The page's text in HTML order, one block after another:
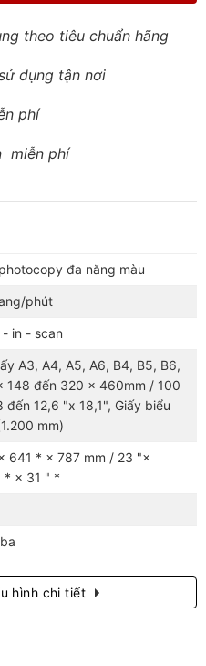
theo tiêu chuẩn hãng
dụng tận nơi
phí
miễn phí
đa năng màu
phút
in - scan
A3, A4, A5, A6, B4, B5, B6,
148 đến 320 x 460mm / 100
đến 12,6 "x 18,1", Giấy biểu
mm)
641 * × 787 mm / 23 "×
* × 31 " *
hình chi tiết